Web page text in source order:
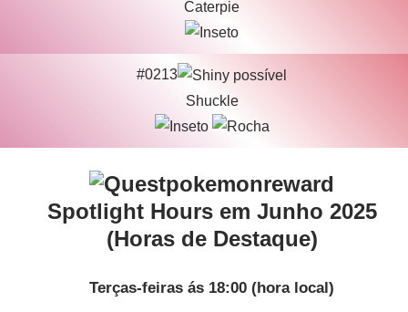
Caterpie
#0213
Shuckle
Spotlight Hours em Junho 2025
(Horas de Destaque)
Terças-feiras ás 18:00 (hora local)